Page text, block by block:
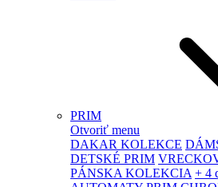
PRIM
Otvoriť menu
DAKAR KOLEKCE
DETSKÉ PRIM
PÁNSKA KOLEKCIA + 4